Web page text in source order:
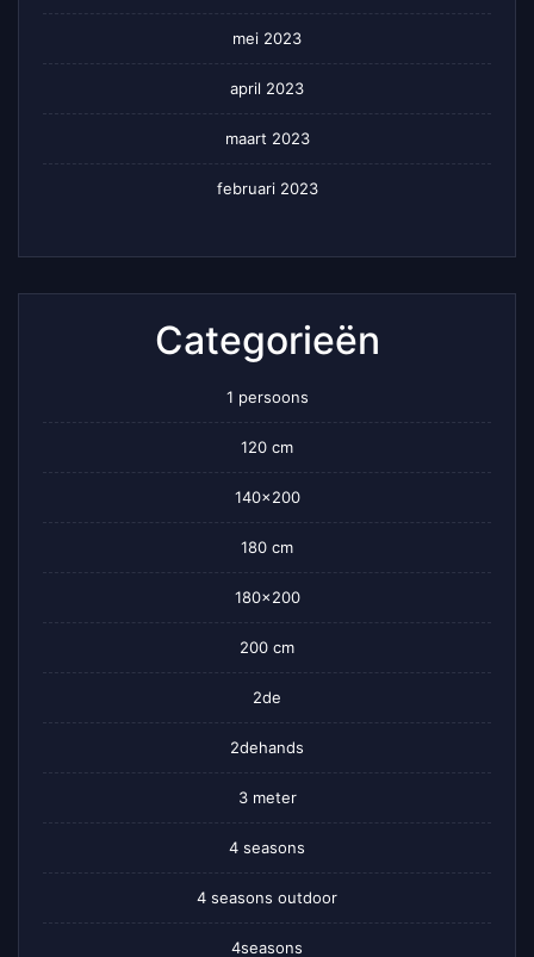
mei 2023
april 2023
maart 2023
februari 2023
Categorieën
1 persoons
120 cm
140×200
180 cm
180×200
200 cm
2de
2dehands
3 meter
4 seasons
4 seasons outdoor
4seasons